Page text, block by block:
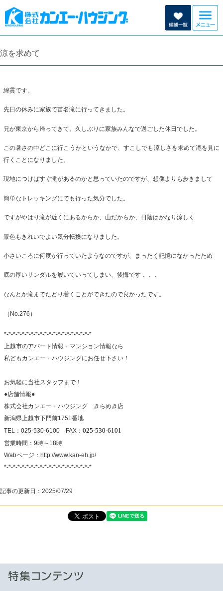
涼を求めて
綿貫です。
先日の休みに家族で苗名滝に行ってきました。
兄が東京から帰ってきて、久しぶりに家族みんなで過ごした休日でした。
この暑さの中どこに行こうかというなかで、すこしでも涼しさを求めて滝を見に
行くことになりました。
現地につけばすぐ滝があるのかと思っていたのですが、想像よりも歩きまして
簡単なトレッキングにでも行った気分でした。
ですがやはり滝が近くにあるからか、山だからか、日陰はかなり涼しく
景色もきれいでよい気分転換になりました。
小さいころに何度か行っていたようなのですが、まったく記憶になかったため
底の厚いサンダルを履いていってしまい、後悔です．．．
なんとか滝までたどり着くことができたので良かったです。
（No.276）
*-*-*-*-*-*-*-*-*-*-*-*-*-*-*-*-*-*-*-*
上越市のアパート情報・マンション情報なら
私どもカンエー・ハウジングにお任せ下さい！
お気軽に当社スタッフまで！
●店舗情報●
株式会社カンエー・ハウジング きらめき店
新潟県上越市下門前1751番地
TEL：025-530-6100 FAX：025-530-6101
営業時間：9時～18時
Wabページ：http://www.kan-eh.jp/
*-*-*-*-*-*-*-*-*-*-*-*-*-*-*-*-*-*-*-*
記事の更新日： 2025/07/29